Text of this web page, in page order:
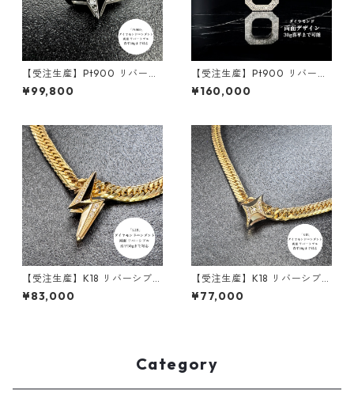
【受注生産】Pt900 リバーシ
ブルペンダント｜ステラコア
｜30g喜平まで対応 4WAY｜c
¥99,800
【受注生産】Pt900 リバーシ
ブルペンダント｜ロイヤルフ
レーム ｜30g喜平まで対応 2
¥160,000
【受注生産】K18 リバーシブル
ペンダント | 雷-INAZUMA- |
ダイヤモンド | 50g喜平まで対
¥83,000
【受注生産】K18 リバーシブル
ペンダント | ロンバスベース3
0g用 | ダイヤモンド x ブラッ
¥77,000
Category